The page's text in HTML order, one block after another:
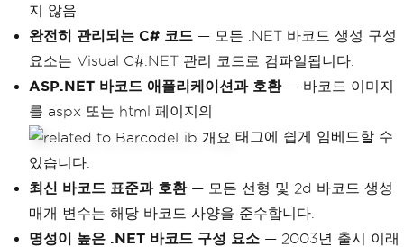
지 않음
완전히 관리되는 C# 코드 — 모든 .NET 바코드 생성 구성
요소는 Visual C#.NET 관리 코드로 컴파일됩니다.
ASP.NET 바코드 애플리케이션과 호환— 바코드 이미지
를 aspx 또는 html 페이지의
태그에 쉽게 임베드할 수
있습니다.
최신 바코드 표준과 호환— 모든 선형 및 2d 바코드 생성
매개 변수는 해당 바코드 사양을 준수합니다.
명성이 높은 .NET 바코드 구성 요소 — 2003년 출시 이래